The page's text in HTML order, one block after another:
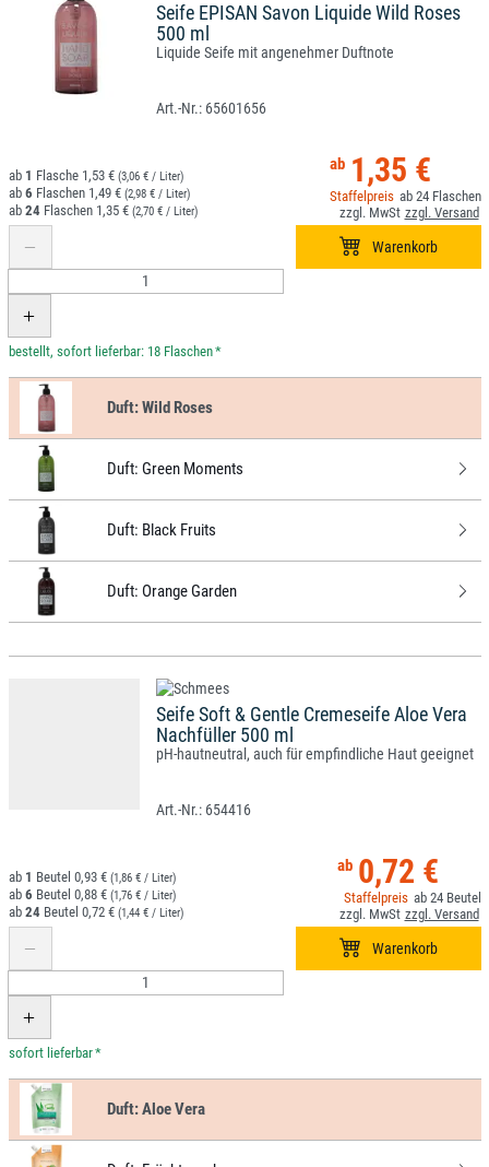
Seife EPISAN Savon Liquide Wild Roses
500 ml
Liquide Seife mit angenehmer Duftnote
65601656
1,35 €
24
1 1,53 € (3,06 € / Liter)
6 1,49 € (2,98 € / Liter)
24 1,35 € (2,70 € / Liter)
*
Duft:Wild Roses
Duft: Green Moments
Duft: Black Fruits
Duft: Orange Garden
Seife Soft & Gentle Cremeseife Aloe Vera
Nachfüller 500 ml
pH-hautneutral, auch für empfindliche Haut geeignet
654416
0,72 €
24
1 0,93 € (1,86 € / Liter)
6 0,88 € (1,76 € / Liter)
24 0,72 € (1,44 € / Liter)
*
Duft:Aloe Vera